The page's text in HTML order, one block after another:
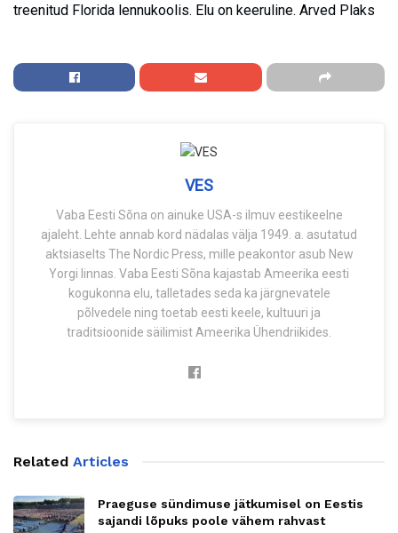
treenitud Florida lennukoolis. Elu on keeruline. Arved Plaks
VES
Vaba Eesti Sõna on ainuke USA-s ilmuv eestikeelne
ajaleht. Lehte annab kord nädalas välja 1949. a. asutatud
aktsiaselts The Nordic Press, mille peakontor asub New
Yorgi linnas. Vaba Eesti Sõna kajastab Ameerika eesti
kogukonna elu, talletades seda ka järgnevatele
põlvedele ning toetab eesti keele, kultuuri ja
traditsioonide säilimist Ameerika Ühendriikides.
Related Articles
Praeguse sündimuse jätkumisel on Eestis
sajandi lõpuks poole vähem rahvast